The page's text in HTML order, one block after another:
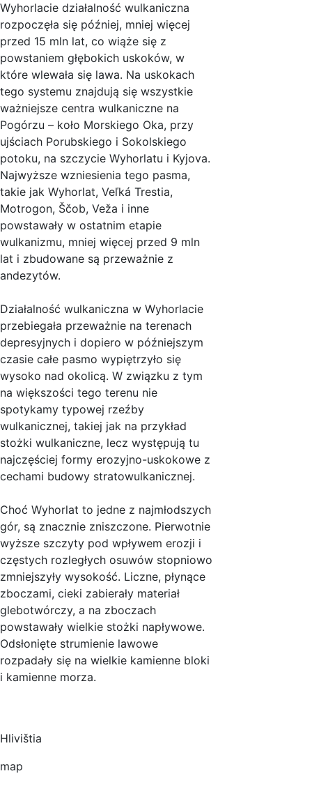
Wyhorlacie działalność wulkaniczna
rozpoczęła się później, mniej więcej
przed 15 mln lat, co wiąże się z
powstaniem głębokich uskoków, w
które wlewała się lawa. Na uskokach
tego systemu znajdują się wszystkie
ważniejsze centra wulkaniczne na
Pogórzu – koło Morskiego Oka, przy
ujściach Porubskiego i Sokolskiego
potoku, na szczycie Wyhorlatu i Kyjova.
Najwyższe wzniesienia tego pasma,
takie jak Wyhorlat, Veľká Trestia,
Motrogon, Ščob, Veža i inne
powstawały w ostatnim etapie
wulkanizmu, mniej więcej przed 9 mln
lat i zbudowane są przeważnie z
andezytów.
Działalność wulkaniczna w Wyhorlacie
przebiegała przeważnie na terenach
depresyjnych i dopiero w późniejszym
czasie całe pasmo wypiętrzyło się
wysoko nad okolicą. W związku z tym
na większości tego terenu nie
spotykamy typowej rzeźby
wulkanicznej, takiej jak na przykład
stożki wulkaniczne, lecz występują tu
najczęściej formy erozyjno-uskokowe z
cechami budowy stratowulkanicznej.
Choć Wyhorlat to jedne z najmłodszych
gór, są znacznie zniszczone. Pierwotnie
wyższe szczyty pod wpływem erozji i
częstych rozległych osuwów stopniowo
zmniejszyły wysokość. Liczne, płynące
zboczami, cieki zabierały materiał
glebotwórczy, a na zboczach
powstawały wielkie stożki napływowe.
Odsłonięte strumienie lawowe
rozpadały się na wielkie kamienne bloki
i kamienne morza.
Hlivištia
map